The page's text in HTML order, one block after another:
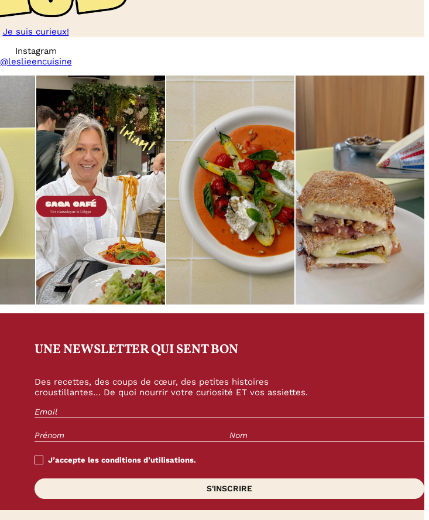
Je suis curieux!
Instagram
@leslieencuisine
UNE NEWSLETTER QUI SENT BON
Des recettes, des coups de cœur, des petites histoires
croustillantes… De quoi nourrir votre curiosité ET vos assiettes.
J’accepte les conditions d’utilisations.